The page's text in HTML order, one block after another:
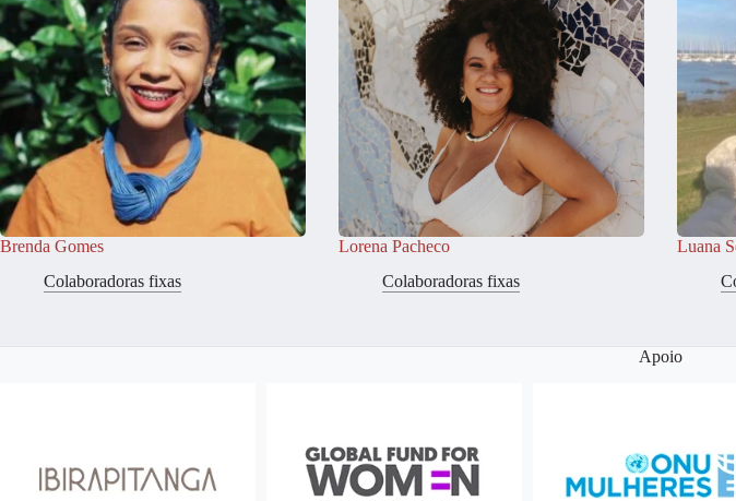
Brenda Gomes
Colaboradoras fixas
Lorena Pacheco
Colaboradoras fixas
Luana
Apoio